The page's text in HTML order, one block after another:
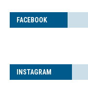
FACE­BOOK
INS­TA­GRAM